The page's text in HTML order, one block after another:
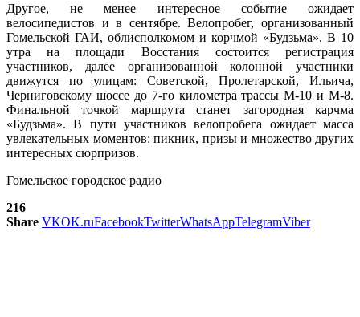
Другое, не менее интересное событие ожидает
велосипедистов и в сентябре. Велопробег, организованный
Гомельской ГАИ, облисполкомом и корчмой «Будзьма». В 10
утра на площади Восстания состоится регистрация
участников, далее организованной колонной участники
движутся по улицам: Советской, Пролетарской, Ильича,
Черниговскому шоссе до 7-го километра трассы М-10 и М-8.
Финальной точкой маршрута станет загородная карчма
«Будзьма». В пути участников велопробега ожидает масса
увлекательных моментов: пикник, призы и множество других
интересных сюрпризов.
Гомельское городское радио
216
Share VKOK.ruFacebookTwitterWhatsAppTelegramViber